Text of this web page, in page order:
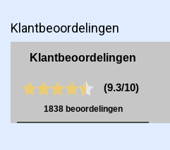
Klantbeoordelingen